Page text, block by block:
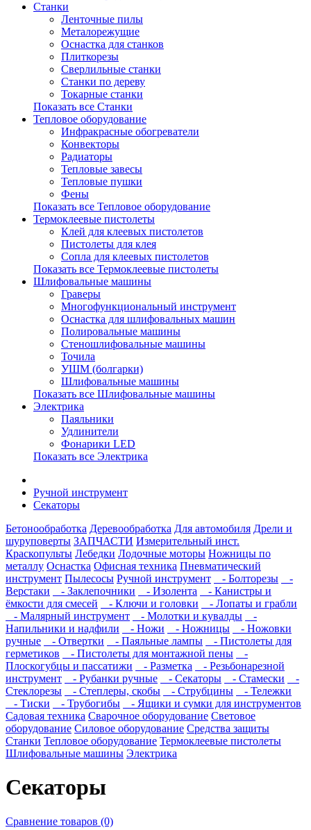
Станки
Ленточные пилы
Металорежущие
Оснастка для станков
Плиткорезы
Сверлильные станки
Станки по дереву
Токарные станки
Показать все Станки
Тепловое оборудование
Инфракрасные обогреватели
Конвекторы
Радиаторы
Тепловые завесы
Тепловые пушки
Фены
Показать все Тепловое оборудование
Термоклеевые пистолеты
Клей для клеевых пистолетов
Пистолеты для клея
Сопла для клеевых пистолетов
Показать все Термоклеевые пистолеты
Шлифовальные машины
Граверы
Многофункциональный инструмент
Оснастка для шлифовальных машин
Полировальные машины
Стеношлифовальные машины
Точила
УШМ (болгарки)
Шлифовальные машины
Показать все Шлифовальные машины
Электрика
Паяльники
Удлинители
Фонарики LED
Показать все Электрика
Ручной инструмент
Секаторы
Бетонообработка Деревообработка Для автомобиля Дрели и
шуруповерты ЗАПЧАСТИ Измерительный инст.
Краскопульты Лебедки Лодочные моторы Ножницы по
металлу Оснастка Офисная техника Пневматический
инструмент Пылесосы Ручной инструмент - Болторезы
-
Верстаки
- Заклепочники - Изолента
- Канистры и
ёмкости для смесей
- Ключи и головки
- Лопаты и грабли
- Малярный инструмент
- Молотки и кувалды
-
Напильники и надфили
- Ножи - Ножницы
- Ножовки
ручные
- Отвертки - Паяльные лампы
- Пистолеты для
герметиков
- Пистолеты для монтажной пены
-
Плоскогубцы и пассатижи
- Разметка
- Резьбонарезной
инструмент
- Рубанки ручные - Секаторы - Стамески
-
Стеклорезы
- Степлеры, скобы - Струбцины
- Тележки
- Тиски
- Трубогибы
- Ящики и сумки для инструментов
Садовая техника Сварочное оборудование Световое
оборудование Силовое оборудование Средства защиты
Станки Тепловое оборудование Термоклеевые пистолеты
Шлифовальные машины Электрика
Секаторы
Сравнение товаров (0)